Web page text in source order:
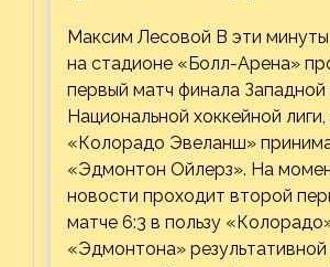
Максим Лесовой В эти
на стадионе «Болл-Арена»
первый матч финала
Национальной хоккейной
«Колорадо Эвеланш»
«Эдмонтон Ойлерз». На
новости проходит второй
матче 6:3 в пользу
«Эдмонтона»